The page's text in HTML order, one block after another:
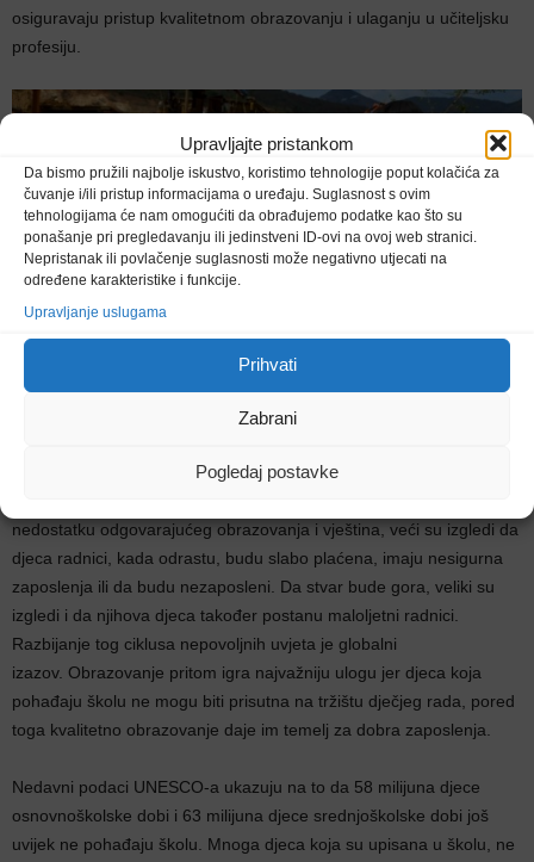
Upravljajte pristankom
Da bismo pružili najbolje iskustvo, koristimo tehnologije poput kolačića za
čuvanje i/ili pristup informacijama o uređaju. Suglasnost s ovim
tehnologijama će nam omogućiti da obrađujemo podatke kao što su
ponašanje pri pregledavanju ili jedinstveni ID-ovi na ovoj web stranici.
Nepristanak ili povlačenje suglasnosti može negativno utjecati na
određene karakteristike i funkcije.
Upravljanje uslugama
Prihvati
Zabrani
Pogledaj postavke
osiguravaju pristup kvalitetnom obrazovanju i ulaganju u učiteljsku
profesiju.
Mnoga djeca radnici uopće ne pohađaju školu. Druga rade i
nedostatku odgovarajućeg obrazovanja i vještina, veći su izgledi da
djeca radnici, kada odrastu, budu slabo plaćena, imaju nesigurna
zaposlenja ili da budu nezaposleni. Da stvar bude gora, veliki su
izgledi i da njihova djeca također postanu maloljetni radnici.
Razbijanje tog ciklusa nepovoljnih uvjeta je globalni
izazov. Obrazovanje pritom igra najvažniju ulogu jer djeca koja
pohađaju školu ne mogu biti prisutna na tržištu dječjeg rada, pored
toga kvalitetno obrazovanje daje im temelj za dobra zaposlenja.
Nedavni podaci UNESCO-a ukazuju na to da 58 milijuna djece
osnovnoškolske dobi i 63 milijuna djece srednjoškolske dobi još
uvijek ne pohađaju školu. Mnoga djeca koja su upisana u školu, ne